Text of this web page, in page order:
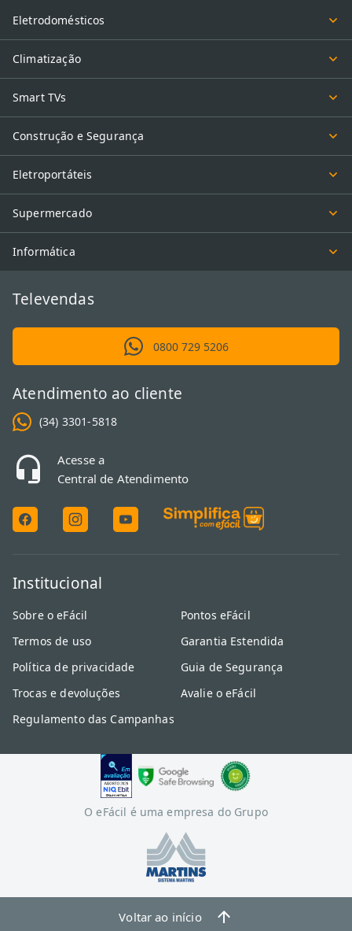
Eletrodomésticos
Climatização
Smart TVs
Construção e Segurança
Eletroportáteis
Supermercado
Informática
Televendas
0800 729 5206
Atendimento ao cliente
(34) 3301-5818
Acesse a
Central de Atendimento
Institucional
Sobre o eFácil
Termos de uso
Política de privacidade
Trocas e devoluções
Regulamento das Campanhas
Pontos eFácil
Garantia Estendida
Guia de Segurança
Avalie o eFácil
O eFácil é uma empresa do Grupo
Voltar ao início